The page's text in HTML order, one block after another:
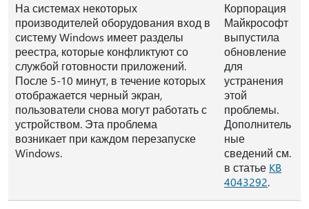
На системах некоторых
производителей оборудования вход в
систему Windows имеет разделы
реестра, которые конфликтуют со
службой готовности приложений.
После 5-10 минут, в течение которых
отображается черный экран,
пользователи снова могут работать с
устройством. Эта проблема
возникает при каждом перезапуске
Windows.
Корпорация
Майкрософт
выпустила
обновление
для
устранения
этой
проблемы.
Дополнитель
ные
сведений см.
в статье KB
4043292.